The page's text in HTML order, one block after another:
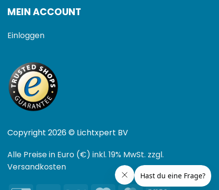
MEIN ACCOUNT
Einloggen
Copyright 2026 © Lichtxpert BV
Alle Preise in Euro (€) inkl. 19% MwSt. zzgl.
Versandkosten